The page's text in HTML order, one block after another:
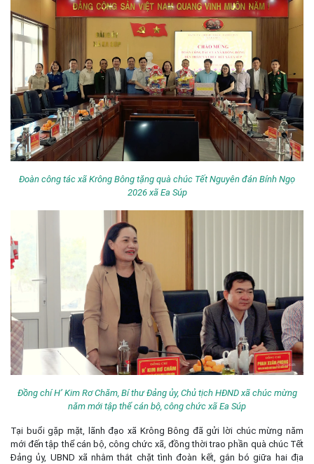
Đoàn công tác xã Krông Bông tặng quà chúc Tết Nguyên đán Bính Ngọ
2026 xã Ea Súp
Đồng chí H’ Kim Rơ Chăm, Bí thư Đảng ủy, Chủ tịch HĐND xã chúc mừng
năm mới tập thể cán bộ, công chức xã Ea Súp
Tại buổi gặp mặt, lãnh đạo xã Krông Bông đã gửi lời chúc mừng năm
mới đến tập thể cán bộ, công chức xã, đồng thời trao phần quà chúc Tết
Đảng ủy, UBND xã nhằm thắt chặt tình đoàn kết, gắn bó giữa hai địa